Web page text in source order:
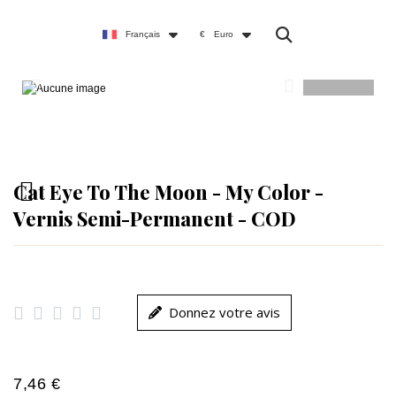
Français € Euro
Cat Eye To The Moon - My Color -
Vernis Semi-Permanent - COD
     Donnez votre avis
7,46 €